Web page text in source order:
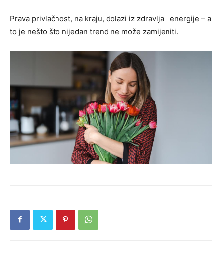
Prava privlačnost, na kraju, dolazi iz zdravlja i energije – a
to je nešto što nijedan trend ne može zamijeniti.